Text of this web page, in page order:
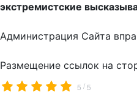
экстремистские
Администрация Сайта
Размещение ссылок на
5 / 5